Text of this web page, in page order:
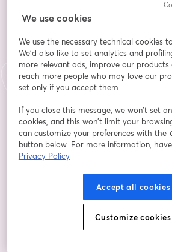
Au travers de cette conférence, je
transmettre des informations et des
apprivoiser la clair olfaction dans
Au programme :
- Accueil et présentation
- J’ai senti un parfum dans un rêve
d’expérience)
- Que signifie les fragrances
La clairolfaction
- Découvrir le parfum subtil de son
- Questions et réponses
- Présentation des prochains ateliers
Avec joie de vous rencontrer pour
We use cookies
We use the necessary technical cookies
We'd also like to set analytics and
more relevant ads, improve our products
reach more people who may love our
set only if you accept them.
If you close this message, we won’t set
cookies, and this won’t limit your
can customize your preferences with the
button below. For more information,
Privacy Policy
Accept all cookies
Customize cookies